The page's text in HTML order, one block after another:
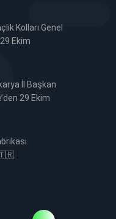
Kolları Genel
Ekim
🇹🇷
İl Başkan
29 Ekim
🇹🇷